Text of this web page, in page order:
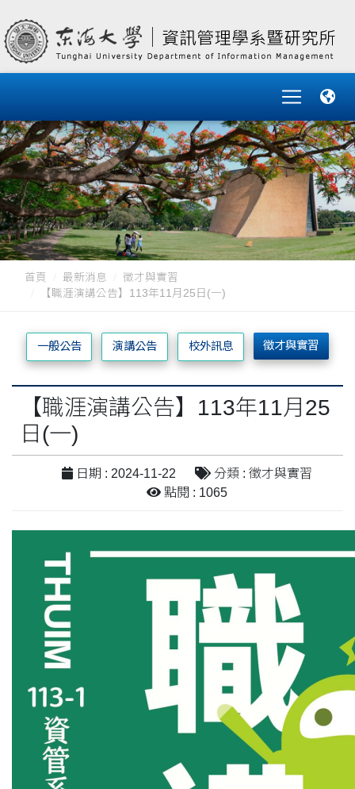
首頁 最新消息
徵才與實習
【職涯演講公告】113年11月25日(一)
一般公告 演講公告 校外訊息 徵才與實習
【職涯演講公告】113年11月25
日(一)
日期 : 2024-11-22
分類 : 徵才與實習
點閱 : 1065